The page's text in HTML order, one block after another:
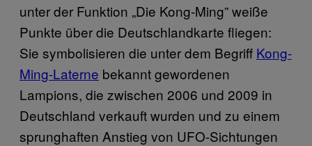
unter der Funktion „Die Kong-Ming” weiße
Punkte über die Deutschlandkarte fliegen:
Sie symbolisieren die unter dem Begriff Kong-
Ming-Laterne bekannt gewordenen
Lampions, die zwischen 2006 und 2009 in
Deutschland verkauft wurden und zu einem
sprunghaften Anstieg von UFO-Sichtungen